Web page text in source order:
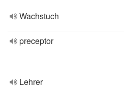
Wachstuch
preceptor
Lehrer